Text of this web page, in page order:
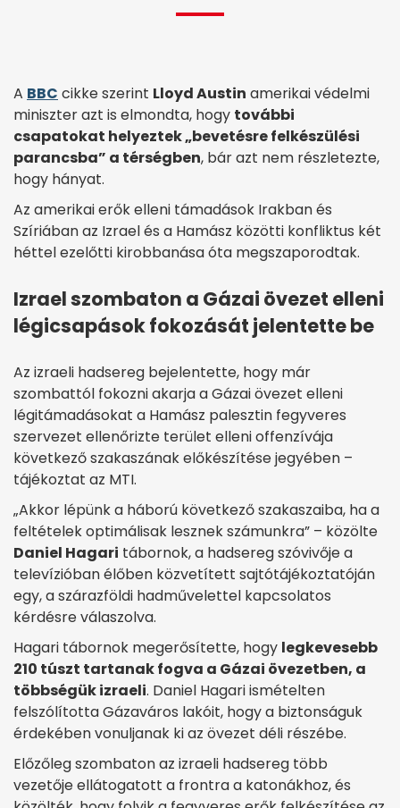
A BBC cikke szerint Lloyd Austin amerikai védelmi
miniszter azt is elmondta, hogy további
csapatokat helyeztek „bevetésre felkészülési
parancsba” a térségben, bár azt nem részletezte,
hogy hányat.
Az amerikai erők elleni támadások Irakban és
Szíriában az Izrael és a Hamász közötti konfliktus két
héttel ezelőtti kirobbanása óta megszaporodtak.
Izrael szombaton a Gázai övezet elleni
légicsapások fokozását jelentette be
Az izraeli hadsereg bejelentette, hogy már
szombattól fokozni akarja a Gázai övezet elleni
légitámadásokat a Hamász palesztin fegyveres
szervezet ellenőrizte terület elleni offenzívája
következő szakaszának előkészítése jegyében –
tájékoztat az MTI.
„Akkor lépünk a háború következő szakaszaiba, ha a
feltételek optimálisak lesznek számunkra” – közölte
Daniel Hagari tábornok, a hadsereg szóvivője a
televízióban élőben közvetített sajtótájékoztatóján
egy, a szárazföldi hadművelettel kapcsolatos
kérdésre válaszolva.
Hagari tábornok megerősítette, hogy legkevesebb
210 túszt tartanak fogva a Gázai övezetben, a
többségük izraeli. Daniel Hagari ismételten
felszólította Gázaváros lakóit, hogy a biztonságuk
érdekében vonuljanak ki az övezet déli részébe.
Előzőleg szombaton az izraeli hadsereg több
vezetője ellátogatott a frontra a katonákhoz, és